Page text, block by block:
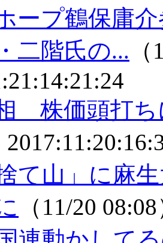
ープ鶴保庸
二階氏の...
株価頭打ち
て山」に麻
（11/20